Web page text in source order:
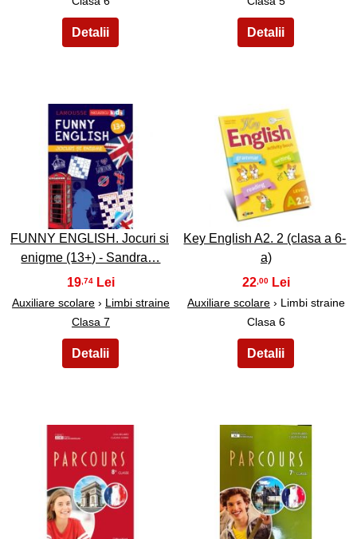
9
FUNNY ENGLISH. Jocuri si
enigme (13+) - Sandra…
19,74
Auxiliare scolare› Limbi straine
Clasa 7
10
Key English A2. 2 (clasa a 6-
a)
22 ,00
Auxiliare scolare› Limbi straine
Clasa 6
11 12